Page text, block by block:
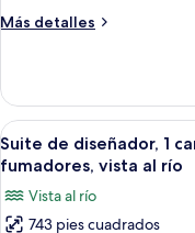
ciudad
y
para
no
fumadores,
vista
a
Más detalles
Más
1
cama
King
size
sofá
cama,
Abrir
todas
fotos
10
Suite de diseñador, 1
fumadores, vista al río
Vista al río
743 pies cuadrados